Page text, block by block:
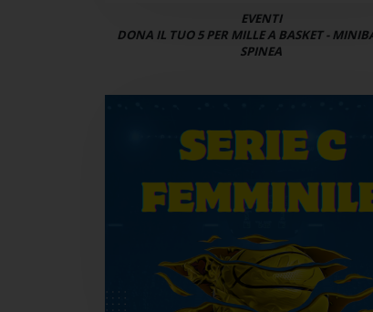
EVENTI
DONA IL TUO 5 PER MILLE A BASKET -
SPINEA